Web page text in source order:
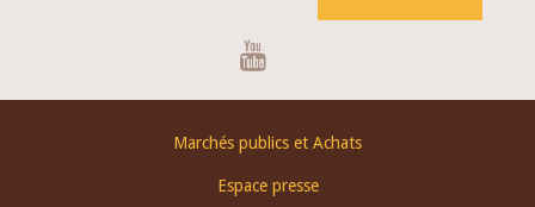
Marchés publics et Achats
Espace presse